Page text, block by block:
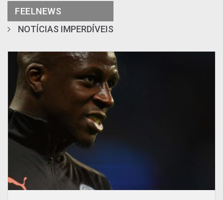
FEELNEWS
NOTÍCIAS IMPERDÍVEIS